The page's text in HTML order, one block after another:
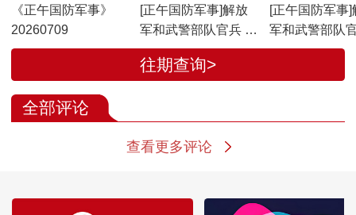
《正午国防军事》
20260709
[正午国防军事]解放
军和武警部队官兵 民
兵持续投入抢险救灾
[正午国防军事]
军和武警部队
兵持续投入抢
往期查询>
全部评论
查看更多评论